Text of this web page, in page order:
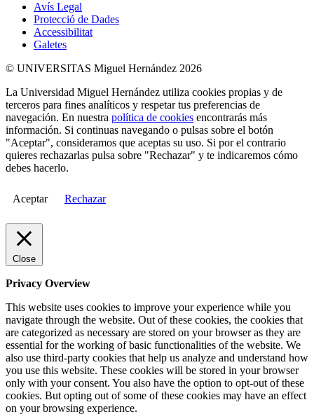
Avís Legal
Protecció de Dades
Accessibilitat
Galetes
© UNIVERSITAS Miguel Hernández 2026
La Universidad Miguel Hernández utiliza cookies propias y de
terceros para fines analíticos y respetar tus preferencias de
navegación. En nuestra política de cookies encontrarás más
información. Si continuas navegando o pulsas sobre el botón
"Aceptar", consideramos que aceptas su uso. Si por el contrario
quieres rechazarlas pulsa sobre "Rechazar" y te indicaremos cómo
debes hacerlo.
Aceptar Rechazar
Close
Privacy Overview
This website uses cookies to improve your experience while you
navigate through the website. Out of these cookies, the cookies that
are categorized as necessary are stored on your browser as they are
essential for the working of basic functionalities of the website. We
also use third-party cookies that help us analyze and understand how
you use this website. These cookies will be stored in your browser
only with your consent. You also have the option to opt-out of these
cookies. But opting out of some of these cookies may have an effect
on your browsing experience.